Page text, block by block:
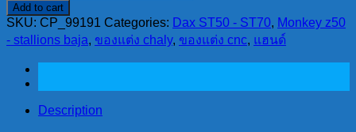
แฮนด์
cnc
ดำ
สวย
คม
quantity
Add to cart
SKU: CP_99191 Categories: Dax ST50 - ST70, Monkey z50
- stallions baja, ของแต่ง chaly, ของแต่ง cnc, แฮนด์
Description